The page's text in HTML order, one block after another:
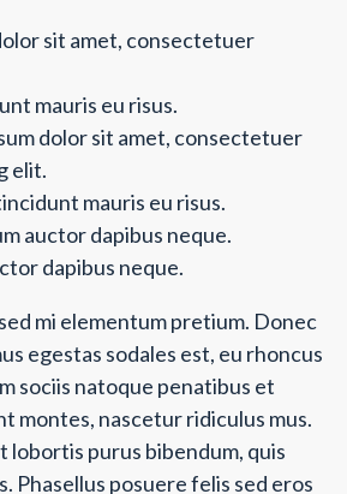
sit amet, consectetuer
mauris eu risus.
dolor sit amet, consectetuer
elit.
mauris eu risus.
auctor dapibus neque.
dapibus neque.
mi elementum pretium. Donec
egestas sodales est, eu rhoncus
sociis natoque penatibus et
montes, nascetur ridiculus mus.
purus bibendum, quis
Phasellus posuere felis sed eros